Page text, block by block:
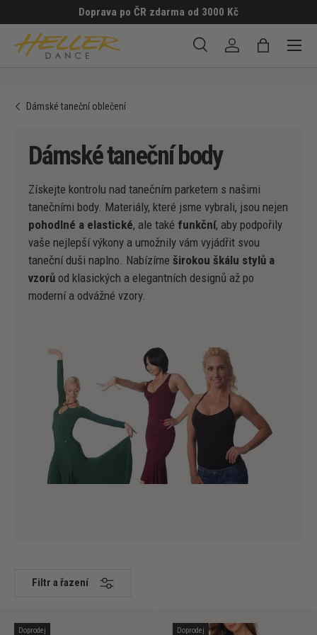
PŘESKOČIT NA OBSAH
Doprava po ČR zdarma od 3000 Kč
HledatPřihlásit se
Taška
Menu
Dámské taneční oblečení
Dámské taneční body
Získejte kontrolu nad tanečním parketem s našimi
tanečními body. Materiály, které jsme vybrali, jsou nejen
pohodlné a elastické, ale také funkční, aby podpořily
vaše nejlepší výkony a umožnily vám vyjádřit svou
taneční duši naplno. Nabízíme širokou škálu stylů a
vzorů od klasických a elegantních designů až po
moderní a odvážné vzory.
Filtr a řazení
Doprodej
Doprodej